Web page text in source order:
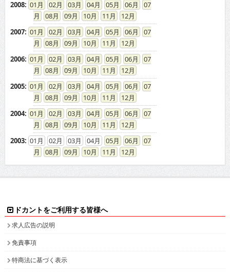
2008: 01 02 03 04 05 06
07
08
09 10 11
12
2007: 01 02 03 04 05 06
07
08
09 10 11
12
2006: 01 02 03 04 05 06
07
08
09 10 11
12
2005: 01 02 03 04 05 06
07
08
09 10 11
12
2004: 01 02 03 04 05 06
07
08
09 10 11
12
2003: 01 02 03 04 05 06
07
08
09 10 11 12
ドカントをご利用する皆様へ
求人広告の説明
免責事項
特商法に基づく表示